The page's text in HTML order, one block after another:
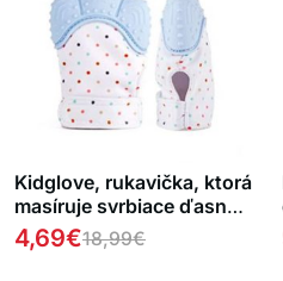
Kidglove, rukavička, ktorá
masíruje svrbiace ďasná a
chráni pršteky
4,69€18,99€